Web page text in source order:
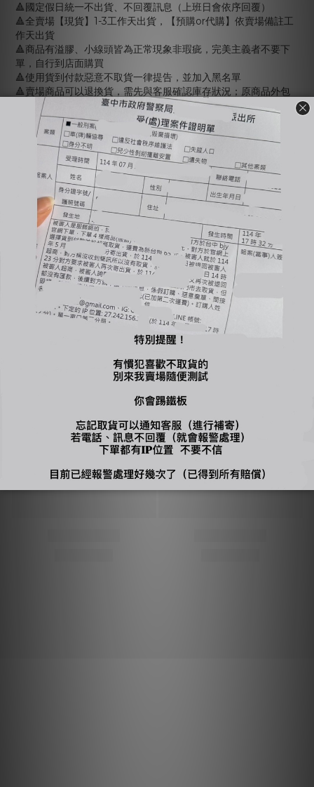
🔺國定假日統一不出貨、不回覆訊息（上班日會依序回覆）
🔺全賣場【現貨】1-3工作天出貨，【預購or代購】依賣場備註工
作天出貨
🔺商品有溢膠、小線頭皆為正常現象非瑕疵，完美主義者不要下
單，自行到店面購買
🔺使用貨到付款惡意不取貨一律提告，並加入黑名單
🔺賣場商品可以退換貨，需先與客服確認庫存狀況；原商品外包
裝必須保持完整＆吊牌不能拆剪才能退換貨（退換貨須知請詳售
後小卡）
🔺商品一旦下水任何理由皆不接受退換貨
🔍【INSTAGRAM】：bjy_666
🔍【LINE 官方】：@bjy_666
您可能喜歡...